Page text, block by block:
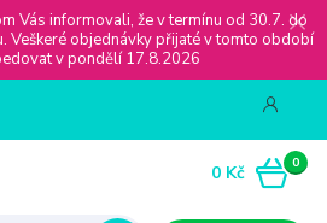
Vás informovali, že v termínu od 30.7. do
Veškeré objednávky přijaté v tomto období
v pondělí 17.8.2026
0
0 Kč